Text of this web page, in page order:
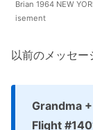
Brian 1964 NEW
isement
以前のメッセー
Grandma
Flight